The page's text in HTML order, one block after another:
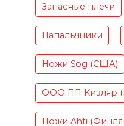
Запасные плечи
Напальчники
Ножи Sog (США)
ООО ПП Кизляр
Ножи Ahti